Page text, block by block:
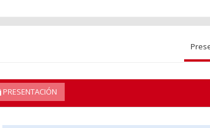
PRESENTACIÓN